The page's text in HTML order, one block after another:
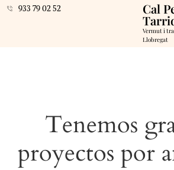
933 79 02 52 Cal
Vermut i
Llobregat
Tenemos
proyectos por